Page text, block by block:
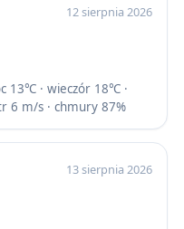
12 sierpnia 2026
13℃ · wieczór 18℃ ·
6 m/s · chmury 87%
13 sierpnia 2026